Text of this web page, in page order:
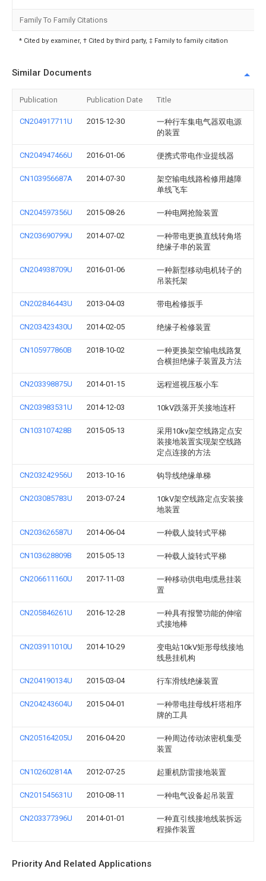
Family To Family Citations
* Cited by examiner, † Cited by third party, ‡ Family to family citation
Similar Documents
Publication Publication Date Title
CN204917711U 2015-12-30
一种行车集电气器双电源
的装置
CN204947466U 2016-01-06 便携式带电作业提线器
CN103956687A 2014-07-30
架空输电线路检修用越障
单线飞车
CN204597356U 2015-08-26 一种电网抢险装置
CN203690799U 2014-07-02
一种带电更换直线转角塔
绝缘子串的装置
CN204938709U 2016-01-06
一种新型移动电机转子的
吊装托架
CN202846443U 2013-04-03 带电检修扳手
CN203423430U 2014-02-05 绝缘子检修装置
CN105977860B 2018-10-02
一种更换架空输电线路复
合横担绝缘子装置及方法
CN203398875U 2014-01-15 远程巡视压板小车
CN203983531U 2014-12-03 10kV跌落开关接地连杆
CN103107428B 2015-05-13
采用10kv架空线路定点安
装接地装置实现架空线路
定点连接的方法
CN203242956U 2013-10-16 钩导线绝缘单梯
CN203085783U 2013-07-24
10kV架空线路定点安装接
地装置
CN203626587U 2014-06-04 一种载人旋转式平梯
CN103628809B 2015-05-13 一种载人旋转式平梯
CN206611160U 2017-11-03
一种移动供电电缆悬挂装
置
CN205846261U 2016-12-28
一种具有报警功能的伸缩
式接地棒
CN203911010U 2014-10-29
变电站10kV矩形母线接地
线悬挂机构
CN204190134U 2015-03-04 行车滑线绝缘装置
CN204243604U 2015-04-01
一种带电挂母线杆塔相序
牌的工具
CN205164205U 2016-04-20
一种周边传动浓密机集受
装置
CN102602814A 2012-07-25 起重机防雷接地装置
CN201545631U 2010-08-11 一种电气设备起吊装置
CN203377396U 2014-01-01
一种直引线接地线装拆远
程操作装置
Priority And Related Applications